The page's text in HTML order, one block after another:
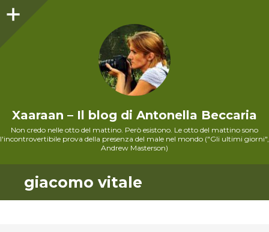
Xaaraan – Il blog di Antonella Beccaria
Non credo nelle otto del mattino. Però esistono. Le otto del mattino sono
l'incontrovertibile prova della presenza del male nel mondo ("Gli ultimi giorni",
Andrew Masterson)
giacomo vitale